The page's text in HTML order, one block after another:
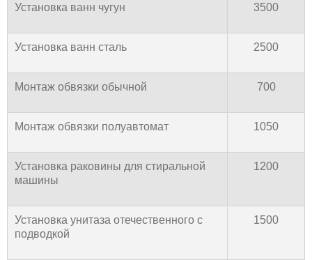
Установка ванн чугун 3500
Установка ванн сталь 2500
Монтаж обвязки обычной 700
Монтаж обвязки полуавтомат 1050
Установка раковины для стиральной
машины
1200
Установка унитаза отечественного с
подводкой
1500